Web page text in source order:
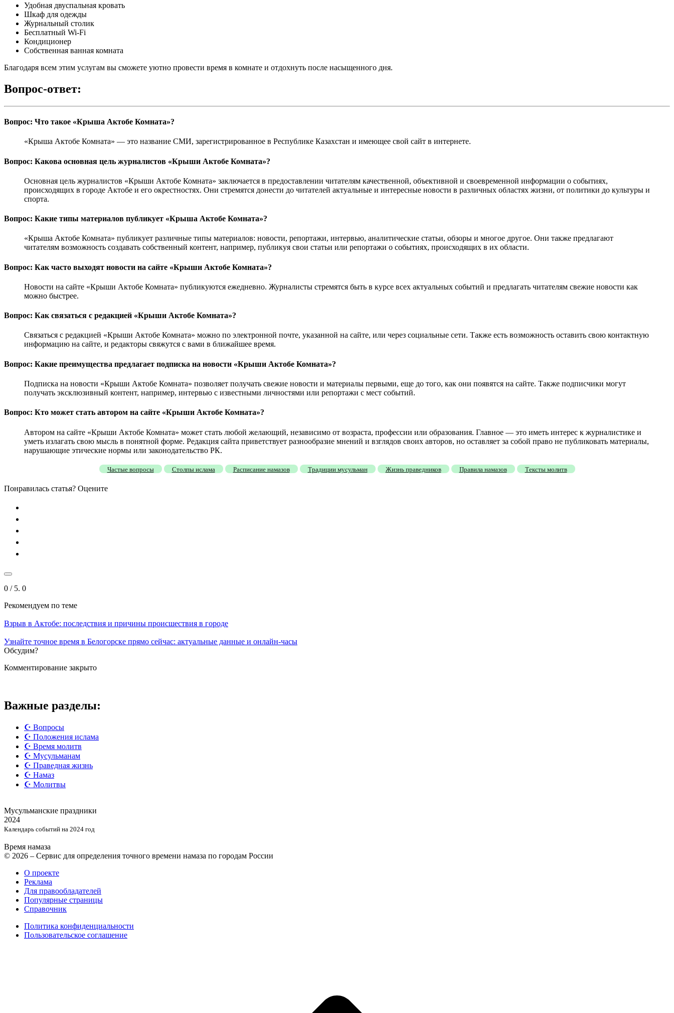
Удобная двуспальная кровать
Шкаф для одежды
Журнальный столик
Бесплатный Wi-Fi
Кондиционер
Собственная ванная комната
Благодаря всем этим услугам вы сможете уютно провести время в комнате и отдохнуть после насыщенного дня.
Вопрос-ответ:
Вопрос: Что такое «Крыша Актобе Комната»?
«Крыша Актобе Комната» — это название СМИ, зарегистрированное в Республике Казахстан и имеющее свой сайт в интернете.
Вопрос: Какова основная цель журналистов «Крыши Актобе Комната»?
Основная цель журналистов «Крыши Актобе Комната» заключается в предоставлении читателям качественной, объективной и своевременной информации о событиях,
происходящих в городе Актобе и его окрестностях. Они стремятся донести до читателей актуальные и интересные новости в различных областях жизни, от политики до культуры и
спорта.
Вопрос: Какие типы материалов публикует «Крыша Актобе Комната»?
«Крыша Актобе Комната» публикует различные типы материалов: новости, репортажи, интервью, аналитические статьи, обзоры и многое другое. Они также предлагают
читателям возможность создавать собственный контент, например, публикуя свои статьи или репортажи о событиях, происходящих в их области.
Вопрос: Как часто выходят новости на сайте «Крыши Актобе Комната»?
Новости на сайте «Крыши Актобе Комната» публикуются ежедневно. Журналисты стремятся быть в курсе всех актуальных событий и предлагать читателям свежие новости как
можно быстрее.
Вопрос: Как связаться с редакцией «Крыши Актобе Комната»?
Связаться с редакцией «Крыши Актобе Комната» можно по электронной почте, указанной на сайте, или через социальные сети. Также есть возможность оставить свою контактную
информацию на сайте, и редакторы свяжутся с вами в ближайшее время.
Вопрос: Какие преимущества предлагает подписка на новости «Крыши Актобе Комната»?
Подписка на новости «Крыши Актобе Комната» позволяет получать свежие новости и материалы первыми, еще до того, как они появятся на сайте. Также подписчики могут
получать эксклюзивный контент, например, интервью с известными личностями или репортажи с мест событий.
Вопрос: Кто может стать автором на сайте «Крыши Актобе Комната»?
Автором на сайте «Крыши Актобе Комната» может стать любой желающий, независимо от возраста, профессии или образования. Главное — это иметь интерес к журналистике и
уметь излагать свою мысль в понятной форме. Редакция сайта приветствует разнообразие мнений и взглядов своих авторов, но оставляет за собой право не публиковать материалы,
нарушающие этические нормы или законодательство РК.
Частые вопросы Столпы ислама Расписание намазов Традиции мусульман Жизнь праведников Правила намазов Тексты молитв
Понравилась статья? Оцените
0 / 5. 0
Рекомендуем по теме
Взрыв в Актобе: последствия и причины происшествия в городе
Узнайте точное время в Белогорске прямо сейчас: актуальные данные и онлайн-часы
Обсудим?
Комментирование закрыто
Важные разделы:
☪️ Вопросы
☪️ Положения ислама
☪️ Время молитв
☪️ Мусульманам
☪️ Праведная жизнь
☪️ Намаз
☪️ Молитвы
Мусульманские праздники
2024
Календарь событий на 2024 год
Время намаза
© 2026 – Сервис для определения точного времени намаза по городам России
О проекте
Реклама
Для правообладателей
Популярные страницы
Справочник
Политика конфиденциальности
Пользовательское соглашение